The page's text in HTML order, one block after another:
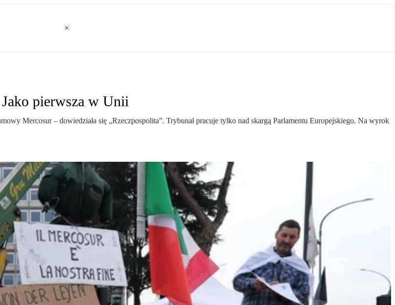
pierwsza w Unii
Mercosur – dowiedziała się „Rzeczpospolita”. Trybunał pracuje tylko nad skargą Parlamentu Europejskiego. Na wyrok